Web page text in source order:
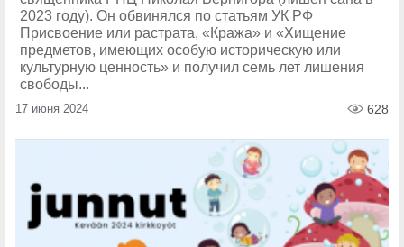
2023 году). Он обвинялся по статьям УК РФ
Присвоение или растрата, «Кража» и «Хищение
предметов, имеющих особую историческую или
культурную ценность» и получил семь лет лишения
свободы...
17 июня 2024 628